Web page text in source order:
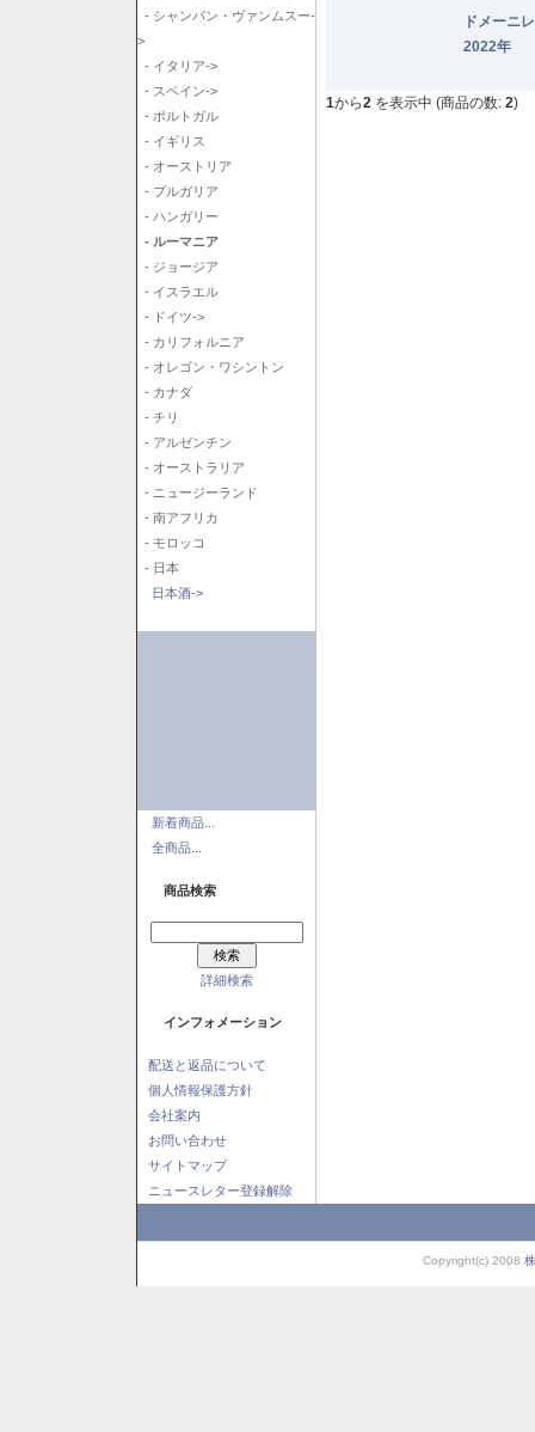
- シャンパン・ヴァンムスー-
>
- イタリア->
- スペイン->
- ポルトガル
- イギリス
- オーストリア
- ブルガリア
- ハンガリー
- ルーマニア
- ジョージア
- イスラエル
- ドイツ->
- カリフォルニア
- オレゴン・ワシントン
- カナダ
- チリ
- アルゼンチン
- オーストラリア
- ニュージーランド
- 南アフリカ
- モロッコ
- 日本
日本酒->
新着商品...
全商品...
商品検索
詳細検索
インフォメーション
配送と返品について
個人情報保護方針
会社案内
お問い合わせ
サイトマップ
ニュースレター登録解除
ドメー
2022年
1から2 を表示中 (商品の数: 2)
Copyright(c) 2008